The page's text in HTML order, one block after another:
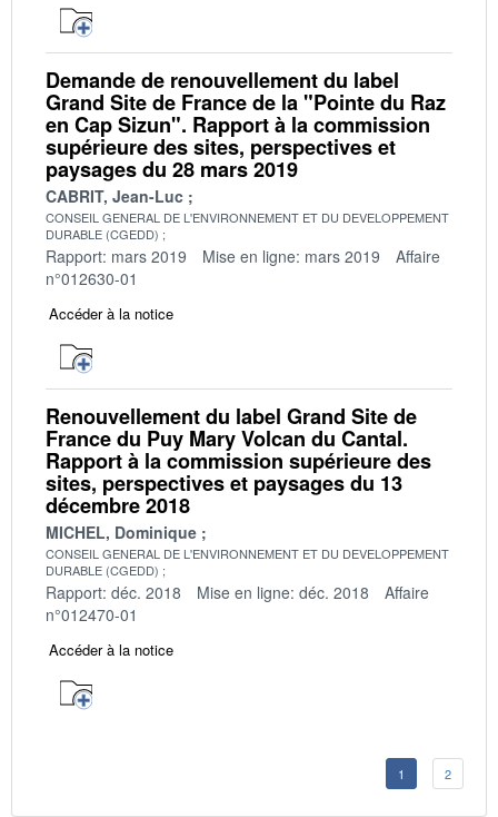
Demande de renouvellement du label
Grand Site de France de la "Pointe du Raz
en Cap Sizun". Rapport à la commission
supérieure des sites, perspectives et
paysages du 28 mars 2019
CABRIT, Jean-Luc
CONSEIL GENERAL DE L'ENVIRONNEMENT ET DU DEVELOPPEMENT
DURABLE (CGEDD)
Rapport: mars 2019 Mise en ligne: mars 2019
Affaire
n°012630-01
Accéder à la notice
Renouvellement du label Grand Site de
France du Puy Mary Volcan du Cantal.
Rapport à la commission supérieure des
sites, perspectives et paysages du 13
décembre 2018
MICHEL, Dominique
CONSEIL GENERAL DE L'ENVIRONNEMENT ET DU DEVELOPPEMENT
DURABLE (CGEDD)
Rapport: déc. 2018 Mise en ligne: déc. 2018
Affaire
n°012470-01
Accéder à la notice
1 2